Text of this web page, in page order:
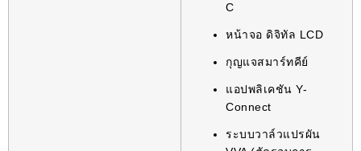
C
หน้าจอ ดิจิทัล LCD
กุญแจสมาร์ทคีย์
แอปพลิเคชัน Y-
Connect
ระบบวาล์วแปรผัน